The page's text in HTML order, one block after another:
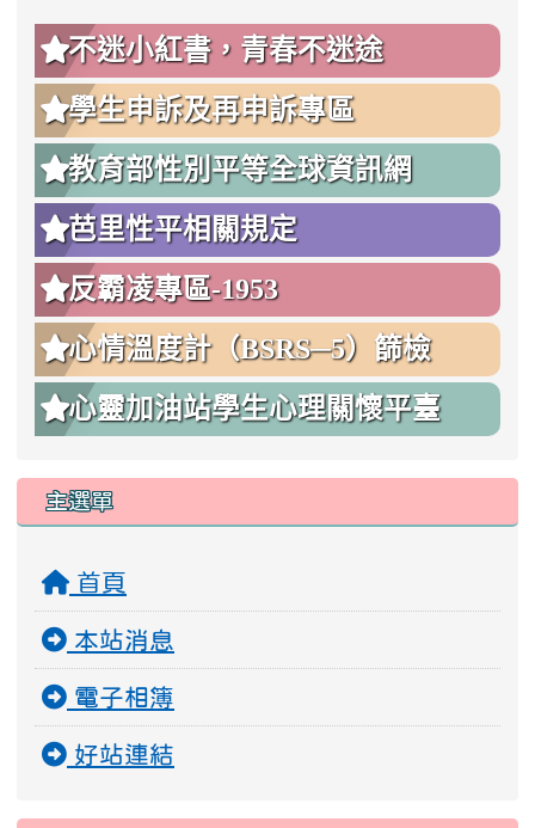
不迷小紅書，青春不迷途
學生申訴及再申訴專區
教育部性別平等全球資訊網
芭里性平相關規定
反霸凌專區-1953
心情溫度計（BSRS─5）篩檢
心靈加油站學生心理關懷平臺
主選單
首頁
本站消息
電子相簿
好站連結